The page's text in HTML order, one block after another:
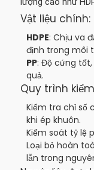
Vật liệu chính:
HDPE: Chịu va
định trong môi
PP: Độ cứng
quả.
Quy trình
Kiểm tra chỉ số
khi ép khuôn.
Kiểm soát tỷ lệ
Loại bỏ hoàn
lẫn trong